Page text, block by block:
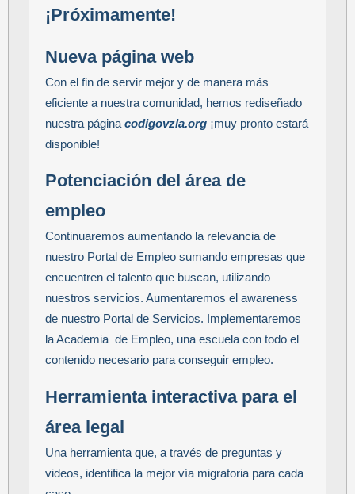
¡Próximamente!
Nueva página web
Con el fin de servir mejor y de manera más
eficiente a nuestra comunidad, hemos rediseñado
nuestra página codigovzla.org ¡muy pronto estará
disponible!
Potenciación del área de
empleo
Continuaremos aumentando la relevancia de
nuestro Portal de Empleo sumando empresas que
encuentren el talento que buscan, utilizando
nuestros servicios. Aumentaremos el awareness
de nuestro Portal de Servicios. Implementaremos
la Academia de Empleo, una escuela con todo el
contenido necesario para conseguir empleo.
Herramienta interactiva para el
área legal
Una herramienta que, a través de preguntas y
videos, identifica la mejor vía migratoria para cada